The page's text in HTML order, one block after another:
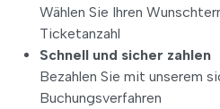
Wählen Sie Ihren
Ticketanzahl
Schnell und sicher zahlen
Bezahlen Sie mit unserem
Buchungsverfahren